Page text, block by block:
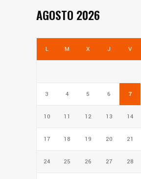
AGOSTO 2026
L M X J V
3 4 5 6 7
10 11 12 13 14
17 18 19 20 21
24 25 26 27 28